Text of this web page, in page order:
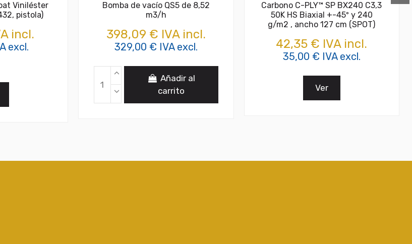
Viniléster
pistola)
incl.
excl.
Bomba de vacío QS5 de 8,52
m3/h
398,09 € IVA incl.
329,00 € IVA excl.
Añadir al
carrito
Carbono C-PLY™ SP BX240 C3,3
50K HS Biaxial +-45º y 240
g/m2 , ancho 127 cm (SPOT)
42,35 € IVA incl.
35,00 € IVA excl.
Ver